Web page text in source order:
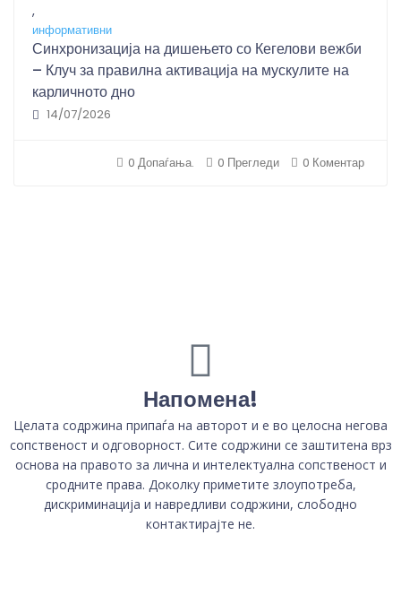
,
информативни
Синхронизација на дишењето со Кегелови вежби
– Клуч за правилна активација на мускулите на
карличното дно
14/07/2026
0 Допаѓања. 0 Прегледи 0 Коментар
Напомена!
Целата содржина припаѓа на авторот и е во целосна негова
сопственост и одговорност. Сите содржини се заштитена врз
основа на правото за лична и интелектуална сопственост и
сродните права. Доколку приметите злоупотреба,
дискриминација и навредливи содржини, слободно
контактирајте не.